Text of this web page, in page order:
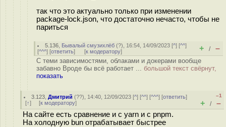
так что это актуально только при изменении
package-lock.json, что достаточно нечасто, чтобы не
париться
5.136 Бывалый смузихлёб (?), 16:54, 14/09/2023 [^] [^^]
[^^^] [ответить] [к модератору] + / –
С теми зависимостями, облаками и докерами вообще
забавно Вроде бы всё работает ... большой текст свёрнут,
показать
3.123 ,Дмитрий (??), 14:40, 12/09/2023 [^] [^^] [^^^] [ответить]
[↑] [к модератору]
–1
+ / –
На сайте есть сравнение и с yarn и с pnpm.
На холодную bun отрабатывает быстрее